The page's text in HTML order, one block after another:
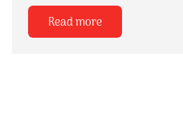
Read more